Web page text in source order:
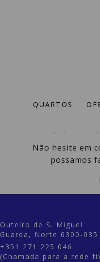
QUARTOS
Não hesite em
possamos
Outeiro de S. Miguel
Guarda, Norte 6300-035
+351 271 225 046
(Chamada para a rede